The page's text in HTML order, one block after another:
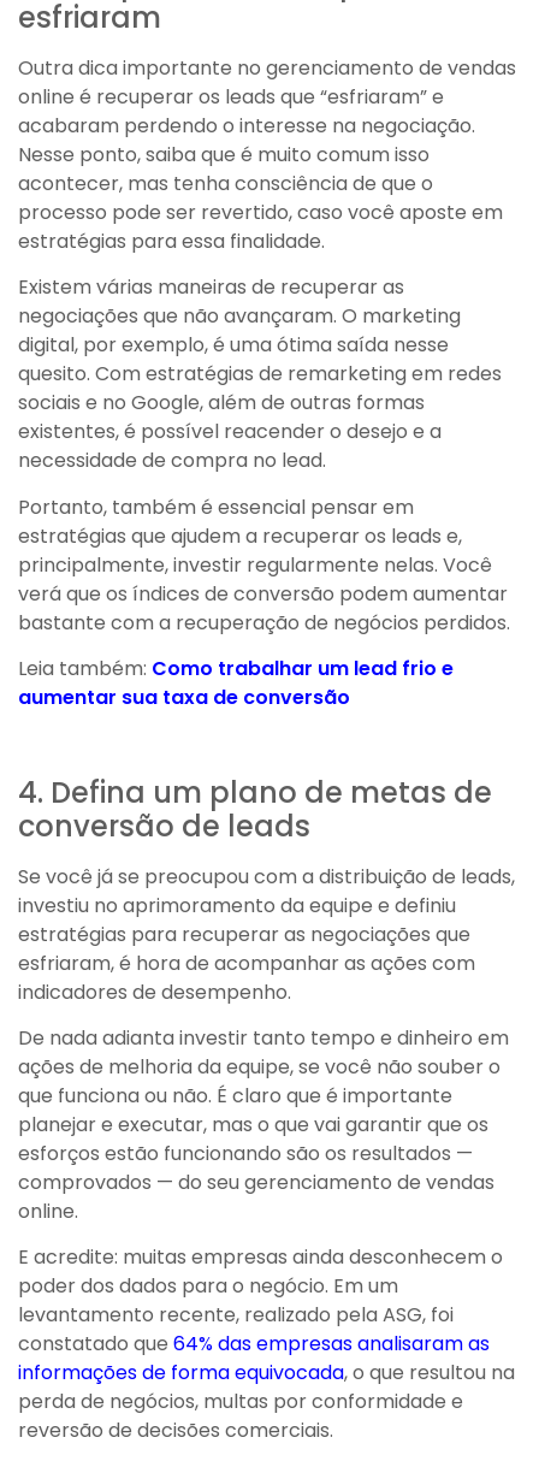
esfriaram
Outra dica importante no gerenciamento de vendas
online é recuperar os leads que “esfriaram” e
acabaram perdendo o interesse na negociação.
Nesse ponto, saiba que é muito comum isso
acontecer, mas tenha consciência de que o
processo pode ser revertido, caso você aposte em
estratégias para essa finalidade.
Existem várias maneiras de recuperar as
negociações que não avançaram. O marketing
digital, por exemplo, é uma ótima saída nesse
quesito. Com estratégias de remarketing em redes
sociais e no Google, além de outras formas
existentes, é possível reacender o desejo e a
necessidade de compra no lead.
Portanto, também é essencial pensar em
estratégias que ajudem a recuperar os leads e,
principalmente, investir regularmente nelas. Você
verá que os índices de conversão podem aumentar
bastante com a recuperação de negócios perdidos.
Leia também: Como trabalhar um lead frio e
aumentar sua taxa de conversão
4. Defina um plano de metas de
conversão de leads
Se você já se preocupou com a distribuição de leads,
investiu no aprimoramento da equipe e definiu
estratégias para recuperar as negociações que
esfriaram, é hora de acompanhar as ações com
indicadores de desempenho.
De nada adianta investir tanto tempo e dinheiro em
ações de melhoria da equipe, se você não souber o
que funciona ou não. É claro que é importante
planejar e executar, mas o que vai garantir que os
esforços estão funcionando são os resultados —
comprovados — do seu gerenciamento de vendas
online.
E acredite: muitas empresas ainda desconhecem o
poder dos dados para o negócio. Em um
levantamento recente, realizado pela ASG, foi
constatado que 64% das empresas analisaram as
informações de forma equivocada, o que resultou na
perda de negócios, multas por conformidade e
reversão de decisões comerciais.